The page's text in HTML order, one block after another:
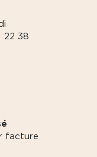
22 38
facture